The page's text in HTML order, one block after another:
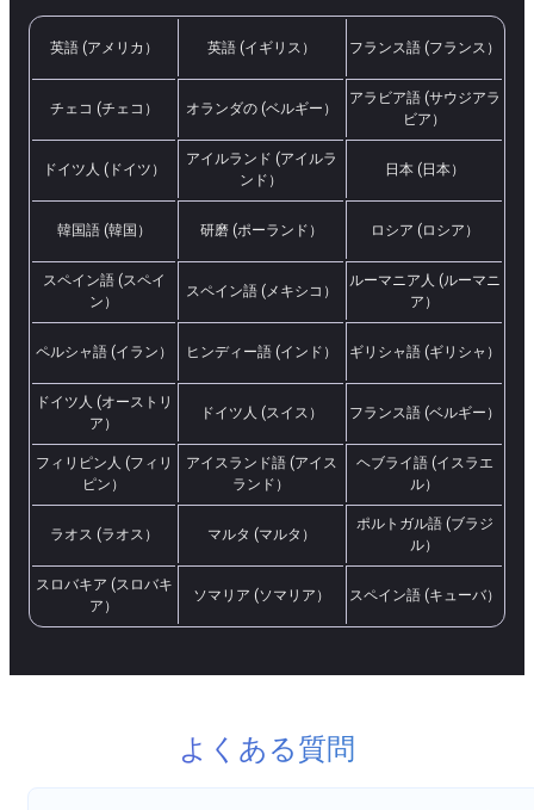
英語 (アメリカ） 英語 (イギリス） フランス語 (フランス）
チェコ (チェコ） オランダの (ベルギー）
アラビア語 (サウジアラ
ビア）
ドイツ人 (ドイツ）
アイルランド (アイルラ
ンド）
日本 (日本）
韓国語 (韓国） 研磨 (ポーランド） ロシア (ロシア）
スペイン語 (スペイ
ン）
スペイン語 (メキシコ）
ルーマニア人 (ルーマニ
ア）
ペルシャ語 (イラン） ヒンディー語 (インド） ギリシャ語 (ギリシャ）
ドイツ人 (オーストリ
ア）
ドイツ人 (スイス） フランス語 (ベルギー）
フィリピン人 (フィリ
ピン）
アイスランド語 (アイス
ランド）
ヘブライ語 (イスラエ
ル）
ラオス (ラオス） マルタ (マルタ）
ポルトガル語 (ブラジ
ル）
スロバキア (スロバキ
ア）
ソマリア (ソマリア） スペイン語 (キューバ）
よくある質問